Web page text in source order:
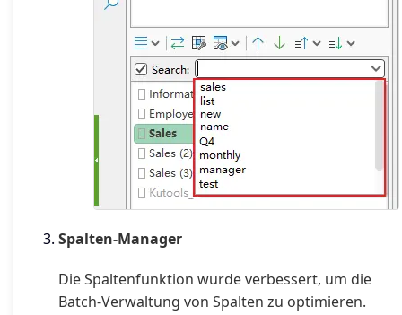
Spalten-Manager
Die Spaltenfunktion wurde verbessert, um die
Batch-Verwaltung von Spalten zu optimieren.